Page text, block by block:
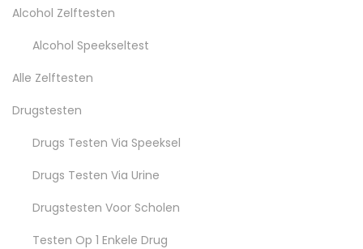
Alcohol Zelftesten
Alcohol Speekseltest
Alle Zelftesten
Drugstesten
Drugs Testen Via Speeksel
Drugs Testen Via Urine
Drugstesten Voor Scholen
Testen Op 1 Enkele Drug